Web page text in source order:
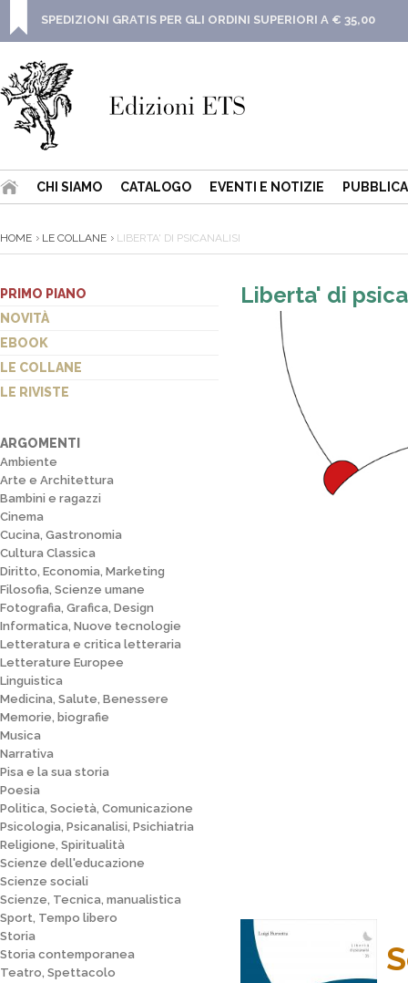
SPEDIZIONI GRATIS PER GLI ORDINI SUPERIORI A € 35,00
CHI SIAMO CATALOGO EVENTI E NOTIZIE
HOME LE COLLANE LIBERTA' DI PSICANALISI
PRIMO PIANO
NOVITÀ
EBOOK
LE COLLANE
LE RIVISTE
ARGOMENTI
Ambiente
Arte e Architettura
Bambini e ragazzi
Cinema
Cucina, Gastronomia
Cultura Classica
Diritto, Economia, Marketing
Filosofia, Scienze umane
Fotografia, Grafica, Design
Informatica, Nuove tecnologie
Letteratura e critica letteraria
Letterature Europee
Linguistica
Medicina, Salute, Benessere
Memorie, biografie
Musica
Narrativa
Pisa e la sua storia
Poesia
Politica, Società, Comunicazione
Psicologia, Psicanalisi, Psichiatria
Religione, Spiritualità
Scienze dell'educazione
Scienze sociali
Scienze, Tecnica, manualistica
Sport, Tempo libero
Storia
Storia contemporanea
Teatro, Spettacolo
Liberta' di